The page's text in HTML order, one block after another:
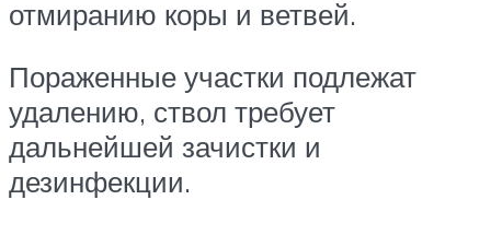
отмиранию коры и ветвей.
Пораженные участки подлежат
удалению, ствол требует
дальнейшей зачистки и
дезинфекции.